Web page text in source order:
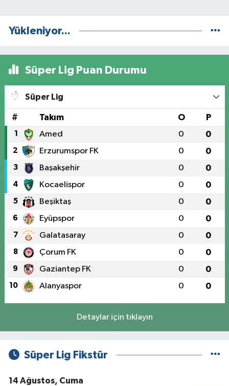
Yükleniyor...
Süper Lig Puan Durumu
Süper Lig
# Takım O P
1 Amed 0 0
2 Erzurumspor FK 0 0
3 Başakşehir 0 0
4 Kocaelispor 0 0
5 Beşiktaş 0 0
6 Eyüpspor 0 0
7 Galatasaray 0 0
8 Çorum FK 0 0
9 Gaziantep FK 0 0
10 Alanyaspor 0 0
Detaylar için tıklayın
Süper Lig Fikstür
14 Ağustos, Cuma